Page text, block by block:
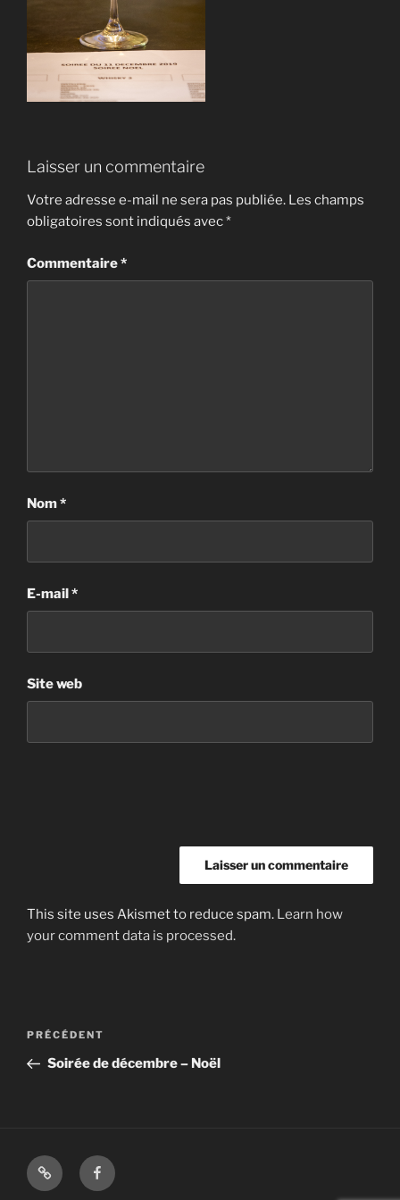
Laisser un commentaire
Votre adresse e-mail ne sera pas publiée. Les champs
obligatoires sont indiqués avec*
Commentaire*
Nom*
E-mail*
Site web
This site uses Akismet to reduce spam. Learn how
your comment data is processed.
Navigation
l’article
Article
précédent
PRÉCÉDENT
Soirée de décembre – Noël
Shop Facebook